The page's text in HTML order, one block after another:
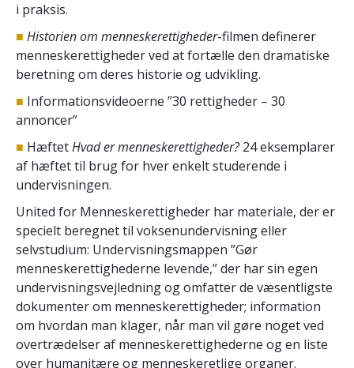
i praksis.
■ Historien om menneske­rettigheder-filmen definerer
menneskerettigheder ved at fortælle den dramatiske
beretning om deres historie og udvikling.
■ Informationsvideoerne ”30 rettigheder – 30
annoncer”
■ HæftetHvad er menneskerettigheder?24 eksemplarer
af hæftet til brug for hver enkelt studerende i
undervisningen.
United for Menneskerettigheder har materiale, der er
specielt beregnet til voksenundervisning eller
selvstudium: Undervisningsmappen ”Gør
menneskerettighederne levende,” der har sin egen
undervisningsvejledning og omfatter de væsentligste
dokumenter om menneskerettigheder; information
om hvordan man klager, når man vil gøre noget ved
overtrædelser af menneskerettighederne og en liste
over humanitære og menneskeretlige organer.